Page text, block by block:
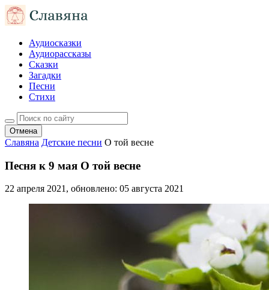
Аудиосказки
Аудиорассказы
Сказки
Загадки
Песни
Стихи
Отмена
Славяна Детские песни О той весне
Песня к 9 мая О той весне
22 апреля 2021, обновлено: 05 августа 2021